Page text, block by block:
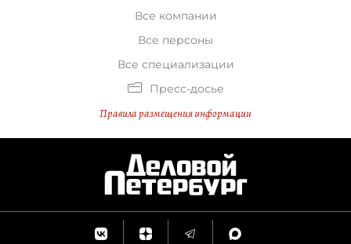
Все компании
Все персоны
Все специализации
Пресс-досье
Правила размещения информации